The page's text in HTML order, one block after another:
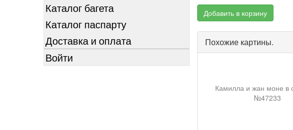
Каталог багета
Каталог паспарту
Доставка и оплата
Войти
Добавить в корзину
Похожие картины.
№47233